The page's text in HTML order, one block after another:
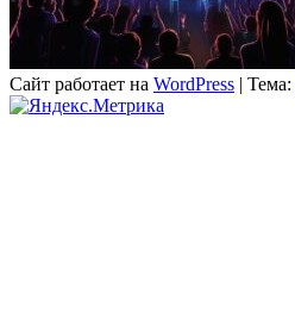
Сайт работает на WordPress | Тема: